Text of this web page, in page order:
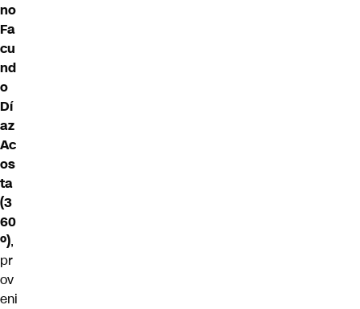
no
Fa
cu
nd
o
Dí
az
Ac
os
ta
(3
60
º),
pr
ov
eni